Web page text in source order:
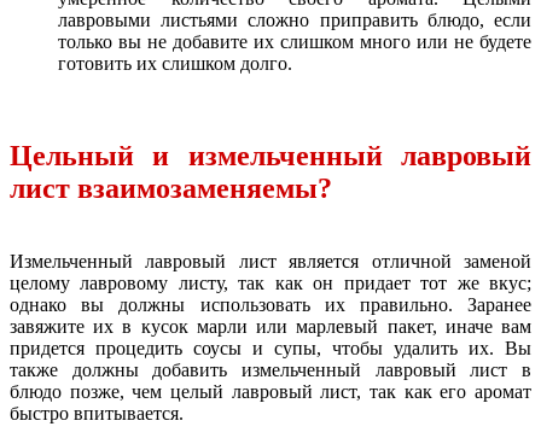
лавровыми листьями сложно приправить блюдо, если
только вы не добавите их слишком много или не будете
готовить их слишком долго.
Цельный и измельченный лавровый
лист взаимозаменяемы?
Измельченный лавровый лист является отличной заменой
целому лавровому листу, так как он придает тот же вкус;
однако вы должны использовать их правильно. Заранее
завяжите их в кусок марли или марлевый пакет, иначе вам
придется процедить соусы и супы, чтобы удалить их. Вы
также должны добавить измельченный лавровый лист в
блюдо позже, чем целый лавровый лист, так как его аромат
быстро впитывается.